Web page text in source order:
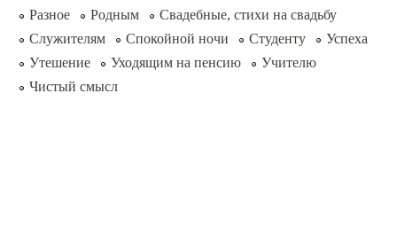
Разное
Родным
Свадебные, стихи на свадьбу
Служителям
Спокойной ночи Студенту
Успеха
Утешение
Уходящим на пенсию
Учителю
Чистый смысл